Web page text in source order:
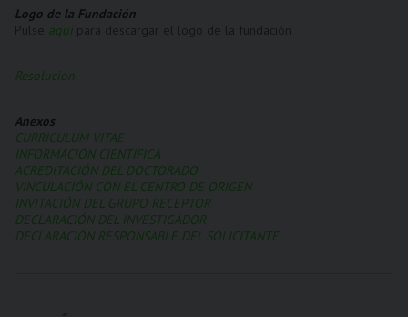
Logo de la Fundación
aquí
Resolución
Anexos
CURRICULUM VITAE
INFORMACIÓN CIENTÍFICA
ACREDITACIÓN DEL DOCTORADO
VINCULACIÓN CON EL CENTRO DE ORIGEN
INVITACIÓN DEL GRUPO RECEPTOR
DECLARACIÓN DEL INVESTIGADOR
DECLARACIÓN RESPONSABLE DEL SOLICITANTE